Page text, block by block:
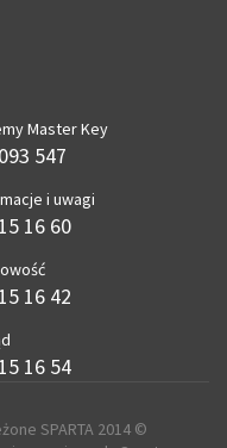
Master Key
547
i uwagi
16 60
16 42
16 54
SPARTA 2014 ©